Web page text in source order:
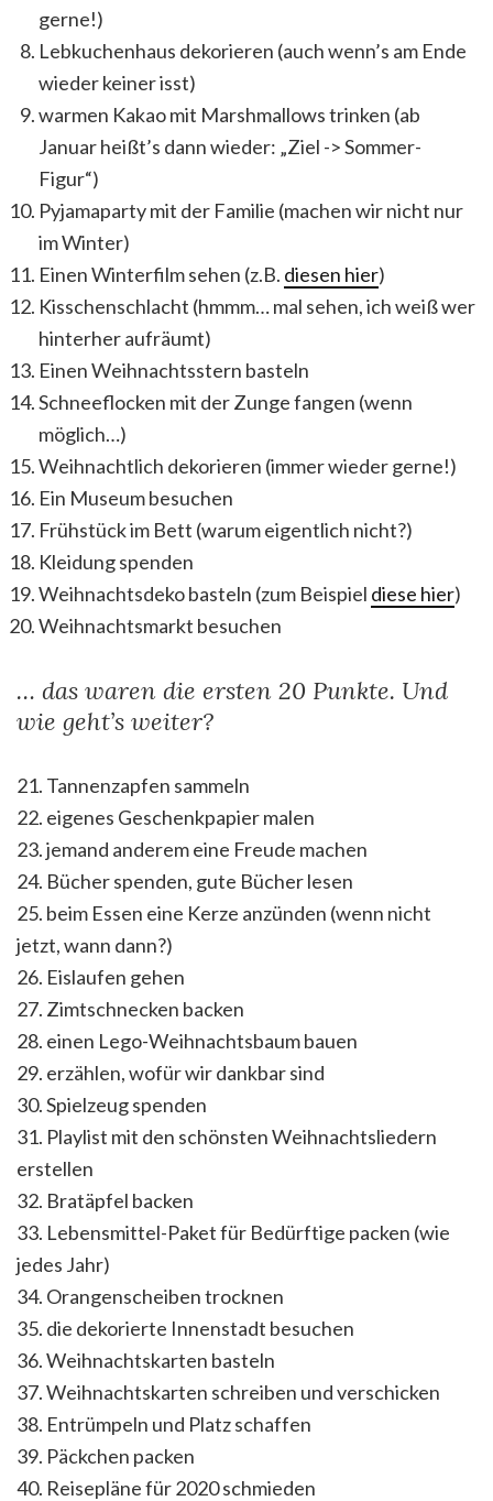
gerne!)
Lebkuchenhaus dekorieren (auch wenn’s am Ende
wieder keiner isst)
warmen Kakao mit Marshmallows trinken (ab
Januar heißt’s dann wieder: „Ziel -> Sommer-
Figur“)
Pyjamaparty mit der Familie (machen wir nicht nur
im Winter)
Einen Winterfilm sehen (z.B. diesen hier)
Kisschenschlacht (hmmm… mal sehen, ich weiß wer
hinterher aufräumt)
Einen Weihnachtsstern basteln
Schneeflocken mit der Zunge fangen (wenn
möglich…)
Weihnachtlich dekorieren (immer wieder gerne!)
Ein Museum besuchen
Frühstück im Bett (warum eigentlich nicht?)
Kleidung spenden
Weihnachtsdeko basteln (zum Beispiel diese hier)
Weihnachtsmarkt besuchen
… das waren die ersten 20 Punkte. Und
wie geht’s weiter?
21. Tannenzapfen sammeln
22. eigenes Geschenkpapier malen
23. jemand anderem eine Freude machen
24. Bücher spenden, gute Bücher lesen
25. beim Essen eine Kerze anzünden (wenn nicht
jetzt, wann dann?)
26. Eislaufen gehen
27. Zimtschnecken backen
28. einen Lego-Weihnachtsbaum bauen
29. erzählen, wofür wir dankbar sind
30. Spielzeug spenden
31. Playlist mit den schönsten Weihnachtsliedern
erstellen
32. Bratäpfel backen
33. Lebensmittel-Paket für Bedürftige packen (wie
jedes Jahr)
34. Orangenscheiben trocknen
35. die dekorierte Innenstadt besuchen
36. Weihnachtskarten basteln
37. Weihnachtskarten schreiben und verschicken
38. Entrümpeln und Platz schaffen
39. Päckchen packen
40. Reisepläne für 2020 schmieden